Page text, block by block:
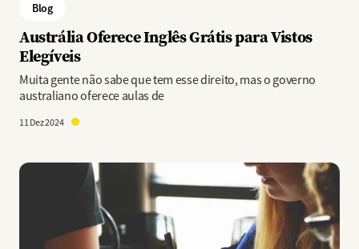
Blog
Austrália Oferece Inglês Grátis para Vistos
Elegíveis
Muita gente não sabe que tem esse direito, mas o governo
australiano oferece aulas de
11 Dez 2024
Imagem